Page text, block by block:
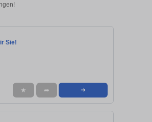
Sie!
★ ➦ ➜